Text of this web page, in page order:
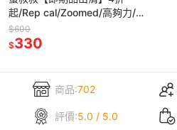
起/Rep cal/Zoomed/高夠力/兩
爬專科/爬蟲維生素礦物質胺基
酸/陸龜花卉/南極蝦
$600
$330
商品:702
評價:5.0 / 5.0